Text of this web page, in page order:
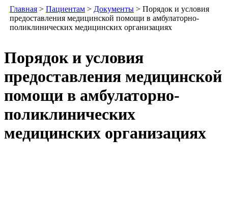
Главная > Пациентам > Документы > Порядок и условия
предоставления медицинской помощи в амбулаторно-
поликлинических медицинских организациях
Порядок и условия
предоставления медицинской
помощи в амбулаторно-
поликлинических
медицинских организациях